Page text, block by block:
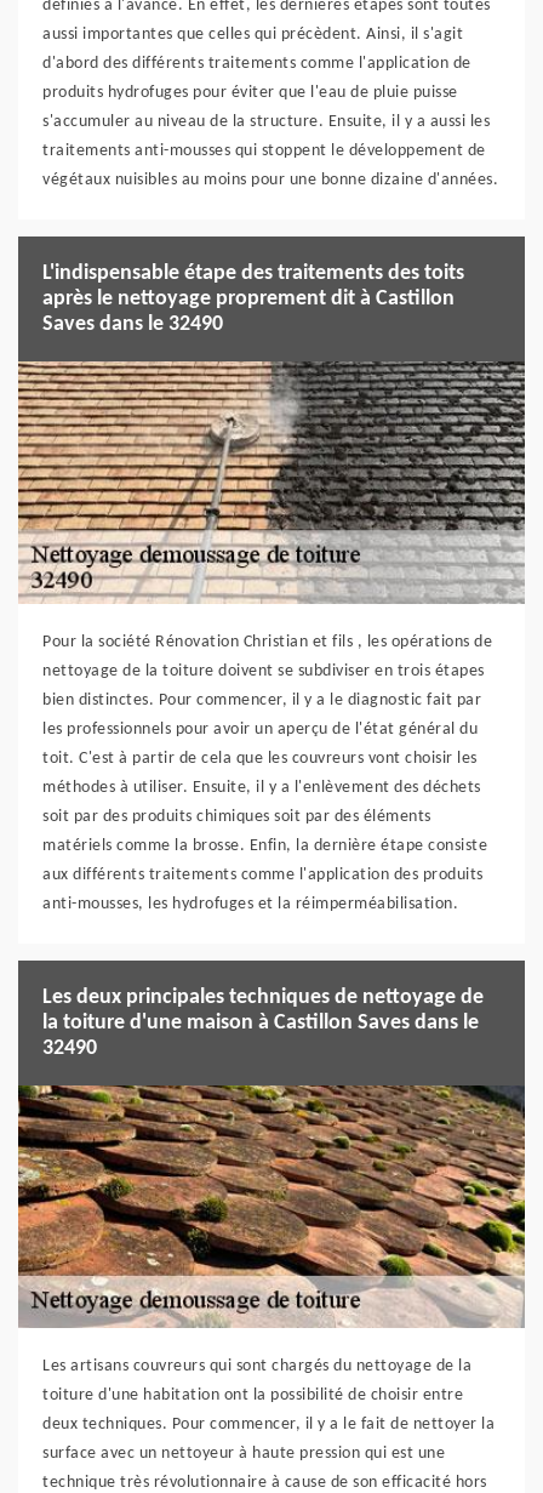
définies à l'avance. En effet, les dernières étapes sont toutes
aussi importantes que celles qui précèdent. Ainsi, il s'agit
d'abord des différents traitements comme l'application de
produits hydrofuges pour éviter que l'eau de pluie puisse
s'accumuler au niveau de la structure. Ensuite, il y a aussi les
traitements anti-mousses qui stoppent le développement de
végétaux nuisibles au moins pour une bonne dizaine d'années.
L'indispensable étape des traitements des toits
après le nettoyage proprement dit à Castillon
Saves dans le 32490
Pour la société Rénovation Christian et fils , les opérations de
nettoyage de la toiture doivent se subdiviser en trois étapes
bien distinctes. Pour commencer, il y a le diagnostic fait par
les professionnels pour avoir un aperçu de l'état général du
toit. C'est à partir de cela que les couvreurs vont choisir les
méthodes à utiliser. Ensuite, il y a l'enlèvement des déchets
soit par des produits chimiques soit par des éléments
matériels comme la brosse. Enfin, la dernière étape consiste
aux différents traitements comme l'application des produits
anti-mousses, les hydrofuges et la réimperméabilisation.
Les deux principales techniques de nettoyage de
la toiture d'une maison à Castillon Saves dans le
32490
Les artisans couvreurs qui sont chargés du nettoyage de la
toiture d'une habitation ont la possibilité de choisir entre
deux techniques. Pour commencer, il y a le fait de nettoyer la
surface avec un nettoyeur à haute pression qui est une
technique très révolutionnaire à cause de son efficacité hors